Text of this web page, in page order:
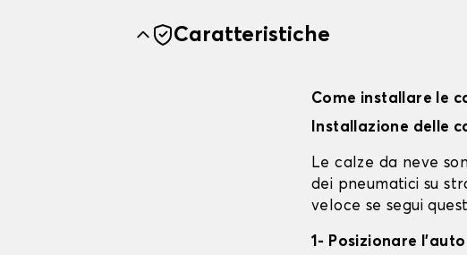
Caratteristiche
Come installare le
Installazione delle
Le calze da neve
dei pneumatici su
veloce se segui
1- Posizionare l'auto